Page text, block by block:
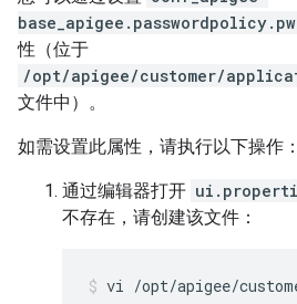
性（位于
/opt/apigee/customer/
文件中）。
如需设置此属性，请执行以下操作：
通过编辑器打开
不存在，请创建该文件：
vi /opt/apigee/